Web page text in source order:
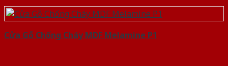
Cửa Gỗ Chống Cháy MDF Melamine P1